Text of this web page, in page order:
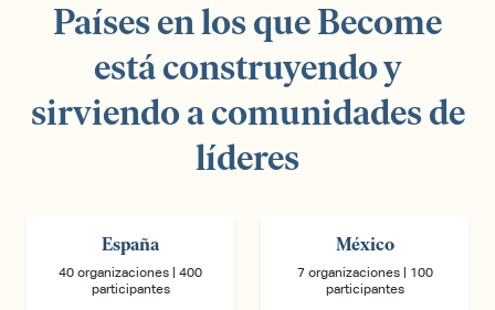
Países en los que Become
está construyendo y
sirviendo a comunidades de
líderes
España
40 organizaciones | 400
participantes
México
7 organizaciones | 100
participantes